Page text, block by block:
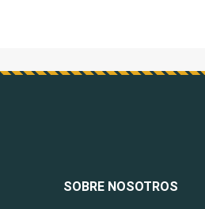
SOBRE NOSOTROS